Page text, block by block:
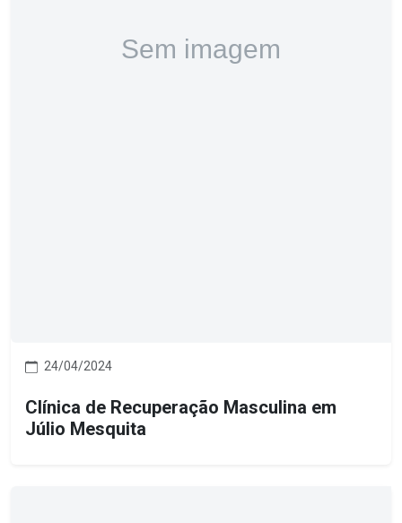
24/04/2024
Clínica de Recuperação Masculina em
Júlio Mesquita